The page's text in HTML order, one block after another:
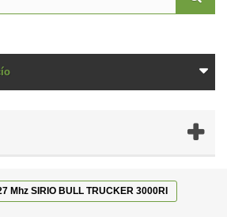
Mhz SIRIO BULL TRUCKER 3000RI